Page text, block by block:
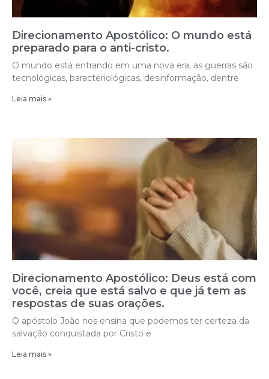
Direcionamento Apostólico: O mundo está
preparado para o anti-cristo.
O mundo está entrando em uma nova era, as guerras são
tecnológicas, baracteriológicas, desinformação, dentre
Leia mais »
Direcionamento Apostólico: Deus está com
você, creia que está salvo e que já tem as
respostas de suas orações.
O apóstolo João nos ensina que podemos ter certeza da
salvação conquistada por Cristo e
Leia mais »